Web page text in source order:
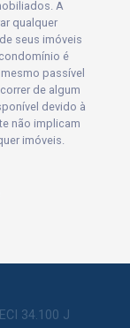
A
qualquer
seus imóveis
é
passível
de algum
devido à
não implicam
imóveis.
34.100 J